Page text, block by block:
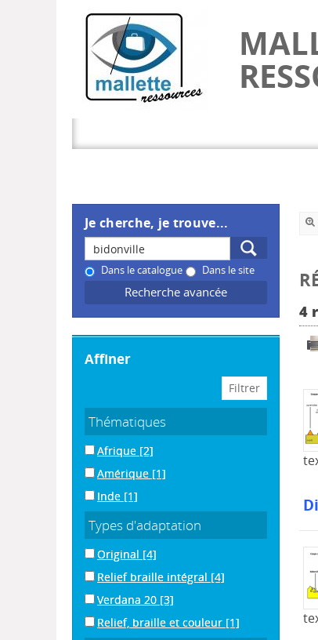
Je cherche, je trouve...
Dans le catalogue Dans le site
Recherche avancée
affiner
Thématiques
Afrique [2]
Amérique [1]
Inde [1]
Types d'adaptation
Original [4]
Relief braille intégral [4]
Verdana 20 [3]
Relief, braille et couleur [1]
4